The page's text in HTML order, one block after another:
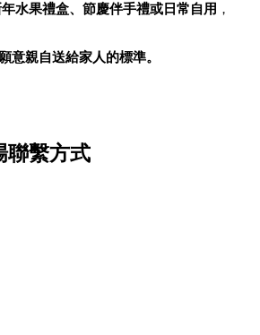
年水果禮盒、節慶伴手禮或日常自用 ，
意親自送給家人的標準。
聯繫方式